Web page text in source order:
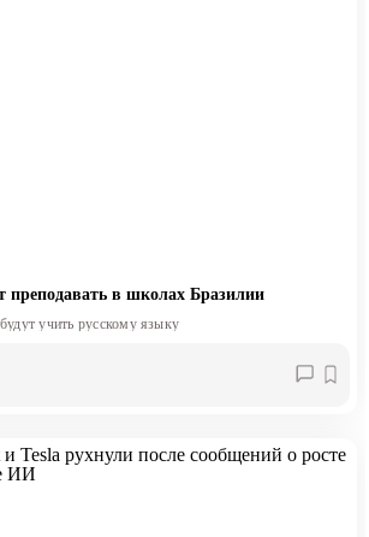
преподавать в школах Бразилии
учить русскому языку